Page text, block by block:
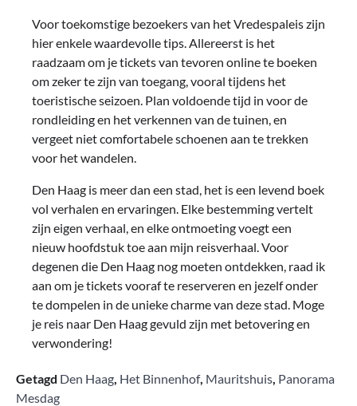
Voor toekomstige bezoekers van het Vredespaleis zijn
hier enkele waardevolle tips. Allereerst is het
raadzaam om je tickets van tevoren online te boeken
om zeker te zijn van toegang, vooral tijdens het
toeristische seizoen. Plan voldoende tijd in voor de
rondleiding en het verkennen van de tuinen, en
vergeet niet comfortabele schoenen aan te trekken
voor het wandelen.
Den Haag is meer dan een stad, het is een levend boek
vol verhalen en ervaringen. Elke bestemming vertelt
zijn eigen verhaal, en elke ontmoeting voegt een
nieuw hoofdstuk toe aan mijn reisverhaal. Voor
degenen die Den Haag nog moeten ontdekken, raad ik
aan om je tickets vooraf te reserveren en jezelf onder
te dompelen in de unieke charme van deze stad. Moge
je reis naar Den Haag gevuld zijn met betovering en
verwondering!
Getagd Den Haag Het Binnenhof, Mauritshuis Panorama
Mesdag